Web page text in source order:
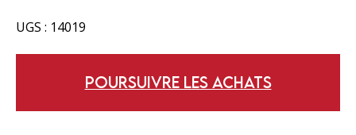
UGS : 14019
POURSUIVRE LES ACHATS